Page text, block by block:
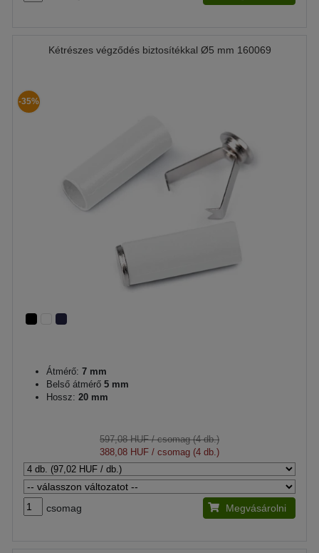
Kétrészes végződés biztosítékkal Ø5 mm 160069
-35%
Átmérő: 7 mm
Belső átmérő 5 mm
Hossz: 20 mm
597,08 HUF/ csomag (4 db.)
388,08 HUF / csomag (4 db.)
csomag Megvásárolni